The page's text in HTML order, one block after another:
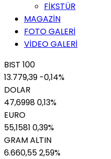
FİKSTÜR
MAGAZİN
FOTO GALERİ
VİDEO GALERİ
BIST 100
13.779,39 -0,14%
DOLAR
47,69980,13%
EURO
55,1581 0,39%
GRAM ALTIN
6.660,552,59%